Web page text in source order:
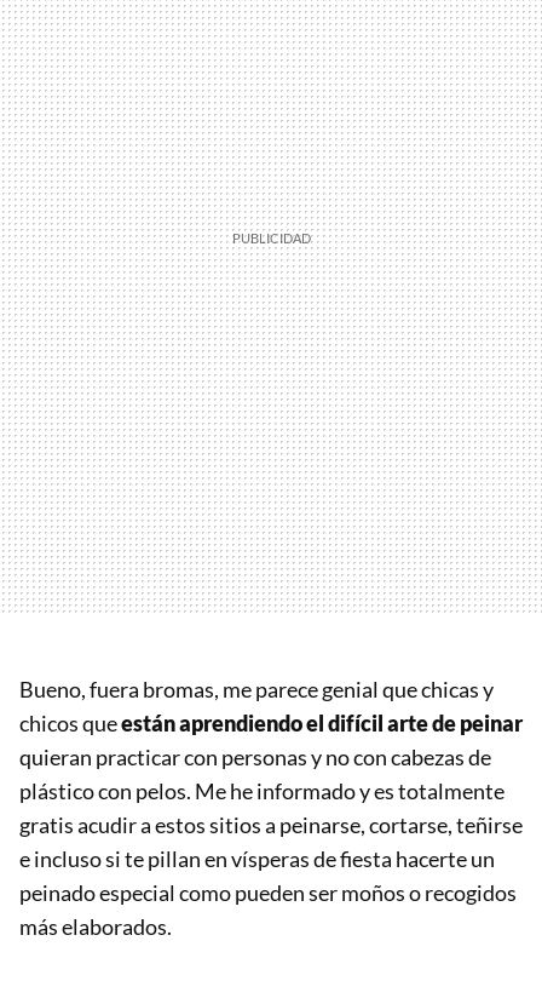
Bueno, fuera bromas, me parece genial que chicas y
chicos queestán aprendiendo el difícil arte de peinar
quieran practicar con personas y no con cabezas de
plástico con pelos. Me he informado y es totalmente
gratis acudir a estos sitios a peinarse, cortarse, teñirse
e incluso si te pillan en vísperas de fiesta hacerte un
peinado especial como pueden ser moños o recogidos
más elaborados.